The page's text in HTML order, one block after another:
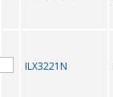
ILX3221N